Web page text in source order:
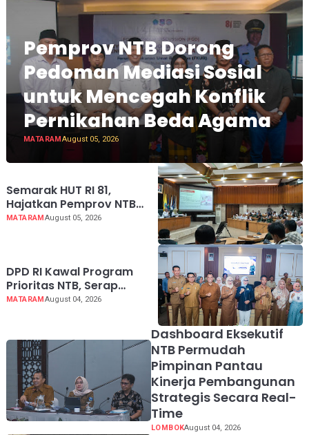
Pemprov NTB Dorong
Pedoman Mediasi Sosial
untuk Mencegah Konflik
Pernikahan Beda Agama
MATARAMAugust 05, 2026
Semarak HUT RI 81,
Hajatkan Pemprov NTB
Lebih Dekat dengan
MATARAMAugust 05, 2026
DPD RI Kawal Program
Prioritas NTB, Serap
Aspirasi untuk
MATARAMAugust 04, 2026
Dashboard Eksekutif
NTB Permudah
Pimpinan Pantau
Kinerja Pembangunan
Strategis Secara Real-
Time
LOMBOKAugust 04, 2026